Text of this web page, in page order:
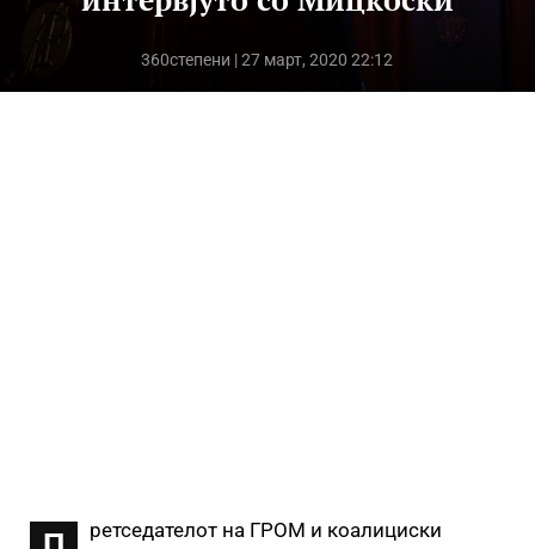
360степени | 27 март, 2020 22:12
ретседателот на ГРОМ и коалициски